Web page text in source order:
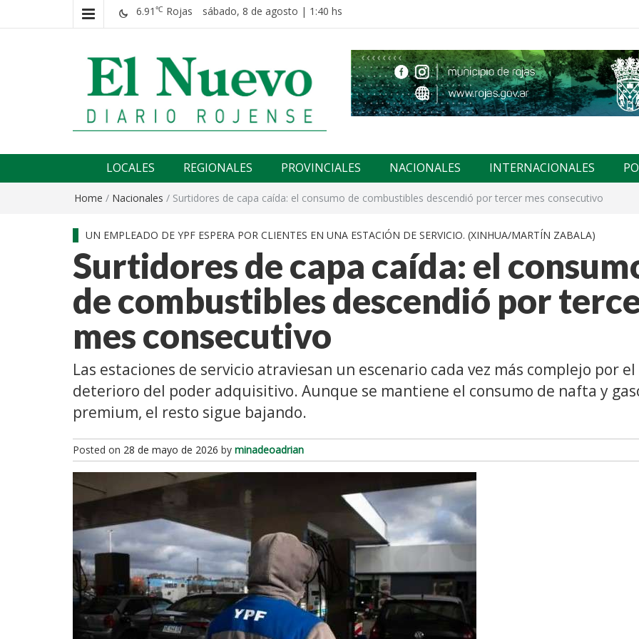
6.91 ℃ Rojas sábado, 8 de agosto | 1:40 hs
El nuevo rojense
LOCALES REGIONALES PROVINCIALES NACIONALES INTERNACIONALES
Home / Nacionales / Surtidores de capa caída: el consumo de combustibles descendió por tercer mes consecutivo
UN EMPLEADO DE YPF ESPERA POR CLIENTES EN UNA ESTACIÓN DE SERVICIO. (XINHUA/MARTÍN ZABALA)
Surtidores de capa caída: el
de combustibles descendió por
mes consecutivo
Las estaciones de servicio atraviesan un escenario cada vez más complejo por el
deterioro del poder adquisitivo. Aunque se mantiene el consumo de nafta y
premium, el resto sigue bajando.
Posted on 28 de mayo de 2026 by minadeoadrian